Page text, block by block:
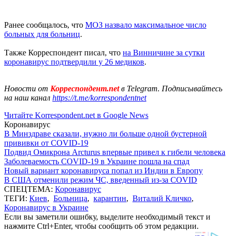
Ранее сообщалось, что МОЗ назвало максимальное число
больных для больниц.
Также Корреспондент писал, что на Винничине за сутки
коронавирус подтвердили у 26 медиков.
Новости от Корреспондент.netв Telegram. Подписывайтесь
на наш канал https://t.me/korrespondentnet
Читайте Korrespondent.net в Google News
Коронавирус
В Минздраве сказали, нужно ли больше одной бустерной
прививки от COVID-19
Подвид Омикрона Arcturus впервые привел к гибели человека
Заболеваемость COVID-19 в Украине пошла на спад
Новый вариант коронавируса попал из Индии в Европу
В США отменили режим ЧС, введенный из-за COVID
СПЕЦТЕМА: Коронавирус
ТЕГИ: Киев, Больница, карантин, Виталий Кличко,
Коронавирус в Украине
Если вы заметили ошибку, выделите необходимый текст и
нажмите Ctrl+Enter, чтобы сообщить об этом редакции.